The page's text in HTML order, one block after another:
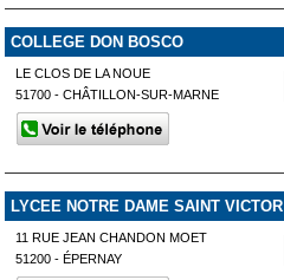
COLLEGE DON BOSCO
LE CLOS DE LA NOUE
51700 - CHÂTILLON-SUR-MARNE
LYCEE NOTRE DAME SAINT VICTOR
11 RUE JEAN CHANDON MOET
51200 - ÉPERNAY